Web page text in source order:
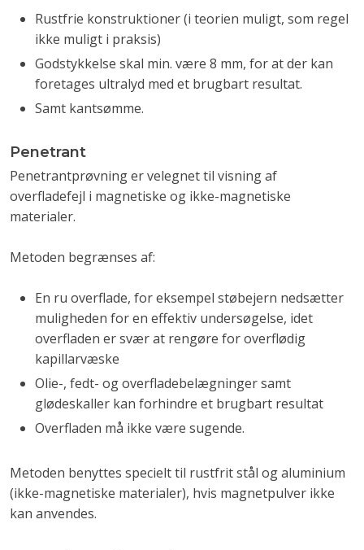
Rustfrie konstruktioner (i teorien muligt, som regel
ikke muligt i praksis)
Godstykkelse skal min. være 8 mm, for at der kan
foretages ultralyd med et brugbart resultat.
Samt kantsømme.
Penetrant
Penetrantprøvning er velegnet til visning af
overfladefejl i magnetiske og ikke-magnetiske
materialer.
Metoden begrænses af:
En ru overflade, for eksempel støbejern nedsætter
muligheden for en effektiv undersøgelse, idet
overfladen er svær at rengøre for overflødig
kapillarvæske
Olie-, fedt- og overfladebelægninger samt
glødeskaller kan forhindre et brugbart resultat
Overfladen må ikke være sugende.
Metoden benyttes specielt til rustfrit stål og aluminium
(ikke-magnetiske materialer), hvis magnetpulver ikke
kan anvendes.